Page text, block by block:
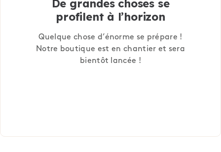
De grandes choses se
profilent à l’horizon
Quelque chose d’énorme se prépare !
Notre boutique est en chantier et sera
bientôt lancée !